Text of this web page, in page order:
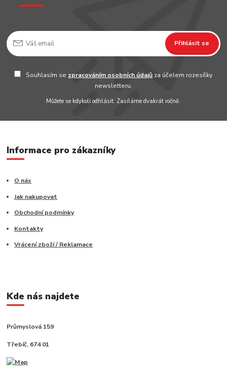
Přihlásit se
Souhlasím se zpracováním osobních údajů za účelem rozesílky
newsletteru.
Můžete se kdykoli odhlásit. Zasíláme dvakrát ročně.
Informace pro zákazníky
O nás
Jak nakupovat
Obchodní podmínky
Kontakty
Vrácení zboží / Reklamace
Kde nás najdete
Průmyslová 159
Třebíč, 674 01